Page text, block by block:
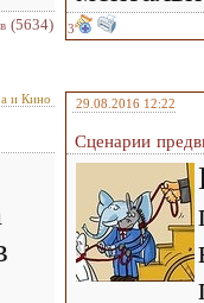
(5634) 3
и Кино 29.08.2016 12:22
Сценарии